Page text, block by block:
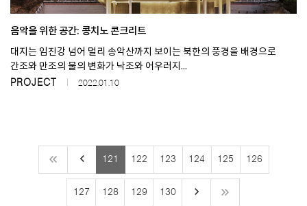
음악을 위한 공간: 콩치노 콘크리트
대지는 임진강 넘어 멀리 송악산까지 보이는 북한의 풍경을 배경으로
간조와 만조의 물의 변화가 낙조와 어우러지...
PROJECT 2022.01.10
keyboard_arrow_left 121 122 123 124 125 126
127 128 129 130 keyboard_arrow_right